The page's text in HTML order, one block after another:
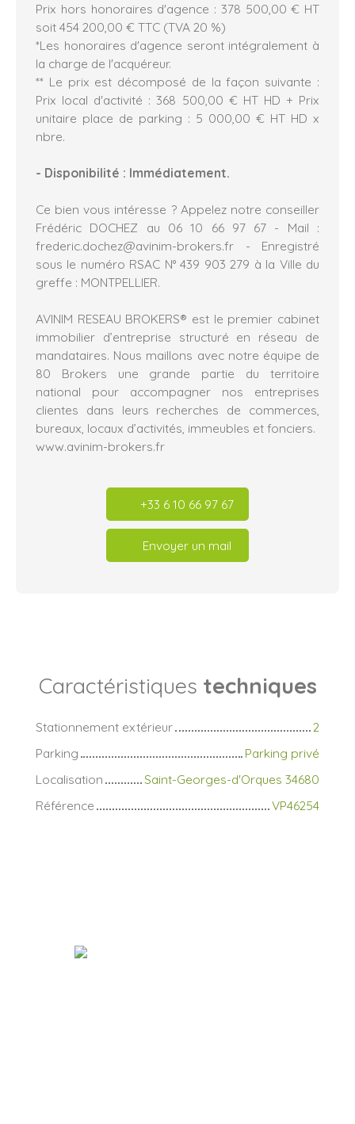
Prix hors honoraires d'agence : 378 500,00 € HT
soit 454 200,00 € TTC (TVA 20 %)
*Les honoraires d'agence seront intégralement à
la charge de l'acquéreur.
** Le prix est décomposé de la façon suivante :
Prix local d'activité : 368 500,00 € HT HD + Prix
unitaire place de parking : 5 000,00 € HT HD x
nbre.
- Disponibilité : Immédiatement.
Ce bien vous intéresse ? Appelez notre conseiller
Frédéric DOCHEZ au 06 10 66 97 67 - Mail :
frederic.dochez@avinim-brokers.fr - Enregistré
sous le numéro RSAC N° 439 903 279 à la Ville du
greffe : MONTPELLIER.
AVINIM RESEAU BROKERS® est le premier cabinet
immobilier d’entreprise structuré en réseau de
mandataires. Nous maillons avec notre équipe de
80 Brokers une grande partie du territoire
national pour accompagner nos entreprises
clientes dans leurs recherches de commerces,
bureaux, locaux d’activités, immeubles et fonciers.
www.avinim-brokers.fr
+33 6 10 66 97 67
Envoyer un mail
Caractéristiques techniques
Stationnement extérieur
2
Parking
Parking privé
Localisation
Saint-Georges-d'Orques 34680
Référence
VP46254